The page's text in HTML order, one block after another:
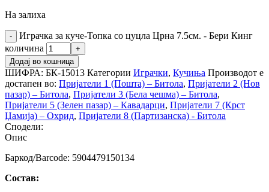
На залиха
Играчка за куче-Топка со цуцла Црна 7.5см. - Бери Кинг
количина
Додај во кошница
ШИФРА: БК-15013 Категории Играчки, Кучиња Производот е
достапен во: Пријатели 1 (Пошта) – Битола, Пријатели 2 (Нов
пазар) – Битола, Пријатели 3 (Бела чешма) – Битола,
Пријатели 5 (Зелен пазар) – Кавадарци, Пријатели 7 (Крст
Џамија) – Охрид, Пријатели 8 (Партизанска) - Битола
Сподели:
Опис
Баркод/Barcode: 5904479150134
Состав: